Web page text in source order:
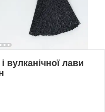
вулканічної лави